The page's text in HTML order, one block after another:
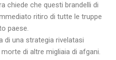
chiede che questi brandelli di
ritiro di tutte le truppe
paese.
di una strategia rivelatasi
di altre migliaia di afgani.